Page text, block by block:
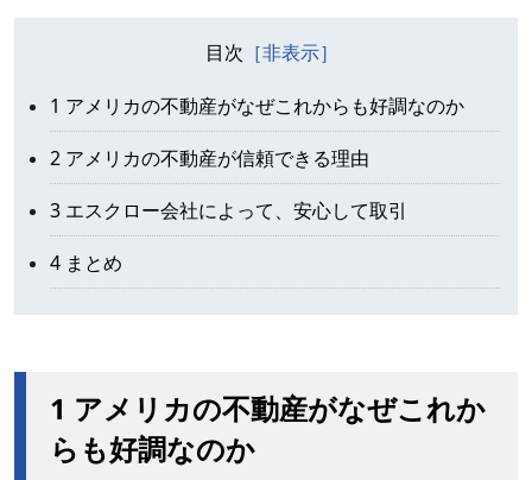
目次
1 アメリカの不動産がなぜこれからも好調なのか
2 アメリカの不動産が信頼できる理由
3 エスクロー会社によって、安心して取引
4 まとめ
1 アメリカの不動産がなぜこれか
らも好調なのか